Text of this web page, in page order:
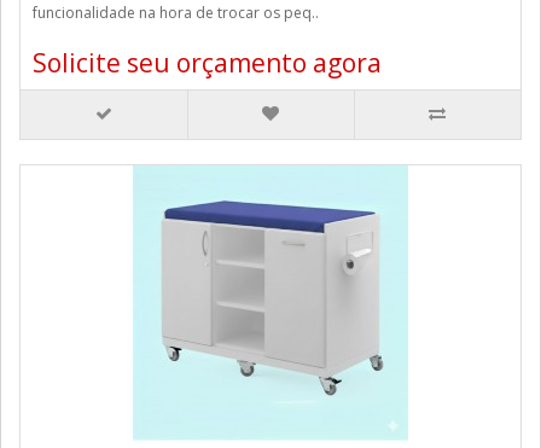
funcionalidade na hora de trocar os peq..
Solicite seu orçamento agora